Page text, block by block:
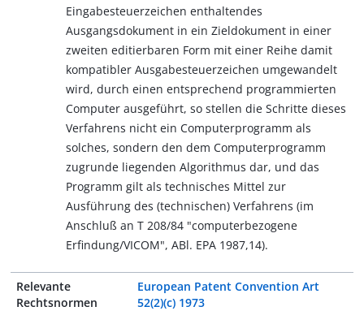
Eingabesteuerzeichen enthaltendes
Ausgangsdokument in ein Zieldokument in einer
zweiten editierbaren Form mit einer Reihe damit
kompatibler Ausgabesteuerzeichen umgewandelt
wird, durch einen entsprechend programmierten
Computer ausgeführt, so stellen die Schritte dieses
Verfahrens nicht ein Computerprogramm als
solches, sondern den dem Computerprogramm
zugrunde liegenden Algorithmus dar, und das
Programm gilt als technisches Mittel zur
Ausführung des (technischen) Verfahrens (im
Anschluß an T 208/84 "computerbezogene
Erfindung/VICOM", ABl. EPA 1987,14).
Relevante
Rechtsnormen
European Patent Convention Art
52(2)(c) 1973